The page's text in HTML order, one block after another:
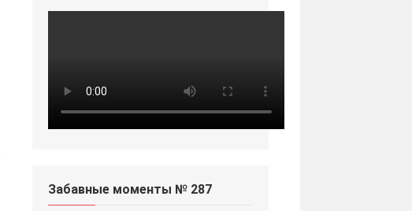
Забавные моменты № 287